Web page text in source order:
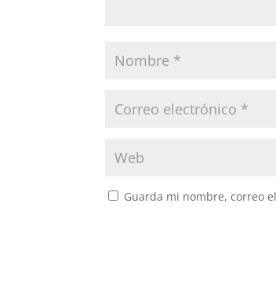
Guarda mi nombre, correo